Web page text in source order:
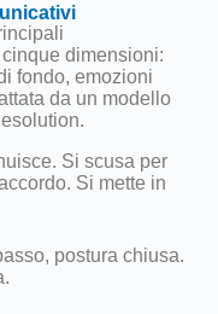
dimensioni:
fondo, emozioni
da un modello
Si scusa per
Si mette in
postura chiusa.